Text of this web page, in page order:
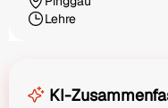
Ortschaft
Beschäftigungsart
Lehre
KI-